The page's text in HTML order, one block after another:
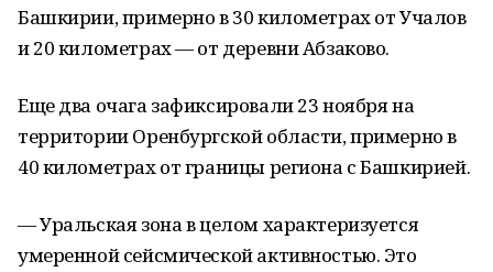
Башкирии, примерно в 30 километрах от Учалов
и 20 километрах — от деревни Абзаково.
Еще два очага зафиксировали 23 ноября на
территории Оренбургской области, примерно в
40 километрах от границы региона с Башкирией.
— Уральская зона в целом характеризуется
умеренной сейсмической активностью. Это